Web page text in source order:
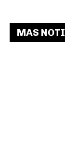
MAS